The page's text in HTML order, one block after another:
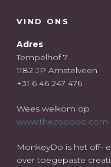
VIND ONS
Adres
Tempelhof 7
1182 JP Amstelveen
+31 6 46 247 476
Wees welkom op
www.thezooooo.com
MonkeyDo is het off-
over toegepaste